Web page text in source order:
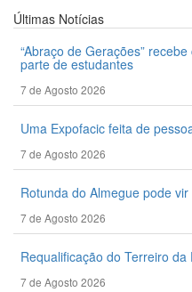
Últimas Notícias
“Abraço de Gerações”
parte de estudantes
7 de Agosto 2026
Uma Expofacic feita de
7 de Agosto 2026
Rotunda do Almegue pode
7 de Agosto 2026
Requalificação do Terreiro
7 de Agosto 2026